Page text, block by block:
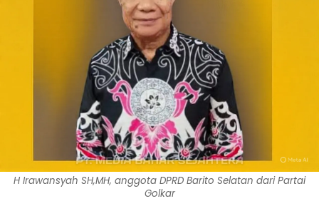
H Irawansyah SH,MH, anggota DPRD Barito Selatan dari Partai
Golkar